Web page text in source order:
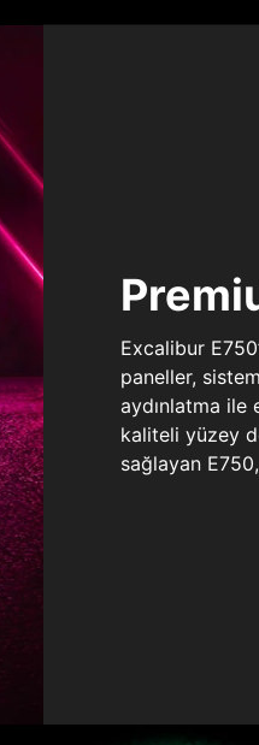
Excalibur
paneller,
aydınlatma ile
kaliteli yüzey
sağlayan